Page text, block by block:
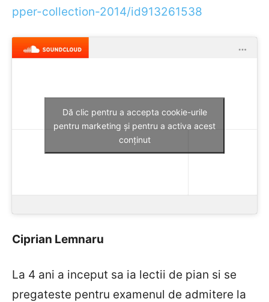
pper-collection-­2014/id913261538
Dă clic pentru a accepta cookie-urile
pentru marketing și pentru a activa acest
conținut
Ciprian Lemnaru
La 4 ani a inceput sa ia lectii de pian si se
pregateste pentru examenul de admitere la